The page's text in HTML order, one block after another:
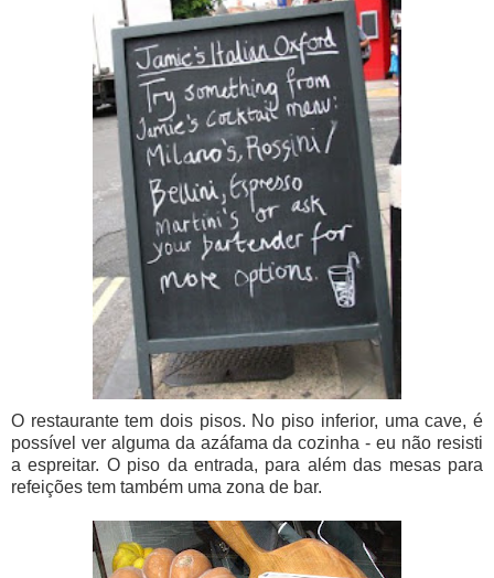
O restaurante tem dois pisos. No piso inferior, uma cave, é
possível ver alguma da azáfama da cozinha - eu não resisti
a espreitar. O piso da entrada, para além das mesas para
refeições tem também uma zona de bar.